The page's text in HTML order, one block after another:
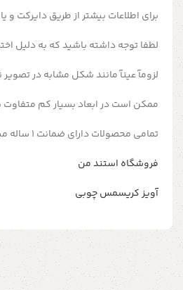
برای اطلاعات بیشتر از طریق دایرکت و یا به شماره 09357478096 از طریق
لطفا توجه داشته باشید که به
لزومآ عینآ مانند شکل مشابه در
ممکن است در ابعاد بسیار کم متفاوت
تمامی محصولات دارای ضمانت ۱ ساله میباشد
فروشگاه استند من
آویز کریسمس چوبی